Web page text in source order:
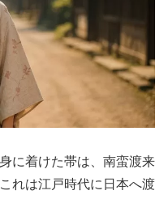
に着けた帯は、南蛮渡来
れは江戸時代に日本へ渡